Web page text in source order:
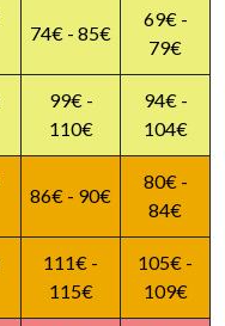
74€ - 85€
69€ -
79€
99€ -
110€
94€ -
104€
86€ - 90€
80€ -
84€
111€ -
115€
105€ -
109€